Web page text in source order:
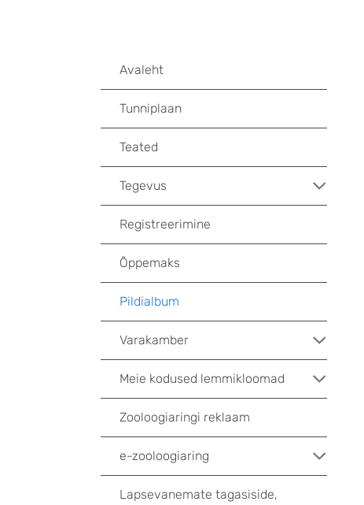
Avaleht
Tunniplaan
Teated
Tegevus
Registreerimine
Õppemaks
Pildialbum
Varakamber
Meie kodused lemmikloomad
Zooloogiaringi reklaam
e-zooloogiaring
Lapsevanemate tagasiside,